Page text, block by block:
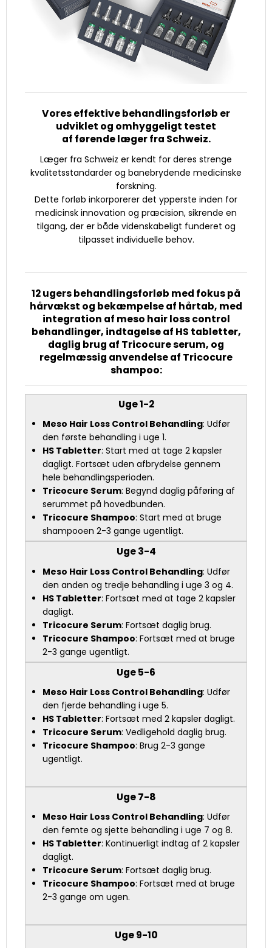
Vores effektive behandlingsforløb er
udviklet og omhyggeligt testet
af førende læger fra Schweiz.
Læger fra Schweiz er kendt for deres strenge
kvalitetsstandarder og banebrydende medicinske
forskning.
Dette forløb inkorporerer det ypperste inden for
medicinsk innovation og præcision, sikrende en
tilgang, der er både videnskabeligt funderet og
tilpasset individuelle behov.
12 ugers behandlingsforløb med fokus på
hårvækst og bekæmpelse af hårtab, med
integration af meso hair loss control
behandlinger, indtagelse af HS tabletter,
daglig brug af Tricocure serum, og
regelmæssig anvendelse af Tricocure
shampoo:
Uge 1-2
Meso Hair Loss Control Behandling: Udfør
den første behandling i uge 1.
HS Tabletter: Start med at tage 2 kapsler
dagligt. Fortsæt uden afbrydelse gennem
hele behandlingsperioden.
Tricocure Serum: Begynd daglig påføring af
serummet på hovedbunden.
Tricocure Shampoo: Start med at bruge
shampooen 2-3 gange ugentligt.
Uge 3-4
Meso Hair Loss Control Behandling: Udfør
den anden og tredje behandling i uge 3 og 4.
HS Tabletter: Fortsæt med at tage 2 kapsler
dagligt.
Tricocure Serum: Fortsæt daglig brug.
Tricocure Shampoo: Fortsæt med at bruge
2-3 gange ugentligt.
Uge 5-6
Meso Hair Loss Control Behandling: Udfør
den fjerde behandling i uge 5.
HS Tabletter: Fortsæt med 2 kapsler dagligt.
Tricocure Serum: Vedligehold daglig brug.
Tricocure Shampoo: Brug 2-3 gange
ugentligt.
Uge 7-8
Meso Hair Loss Control Behandling: Udfør
den femte og sjette behandling i uge 7 og 8.
HS Tabletter: Kontinuerligt indtag af 2 kapsler
dagligt.
Tricocure Serum: Fortsæt daglig brug.
Tricocure Shampoo: Fortsæt med at bruge
2-3 gange om ugen.
Uge 9-10